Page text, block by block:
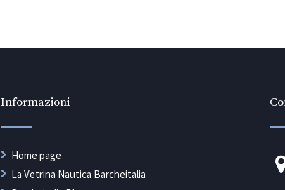
Informazioni
Home page
La Vetrina Nautica Barcheitalia